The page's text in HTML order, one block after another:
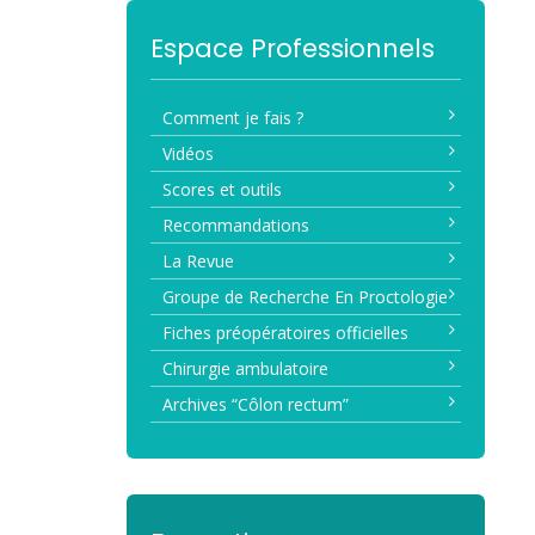
Espace Professionnels
Comment je fais ?
Vidéos
Scores et outils
Recommandations
La Revue
Groupe de Recherche En Proctologie
Fiches préopératoires officielles
Chirurgie ambulatoire
Archives “Côlon rectum”